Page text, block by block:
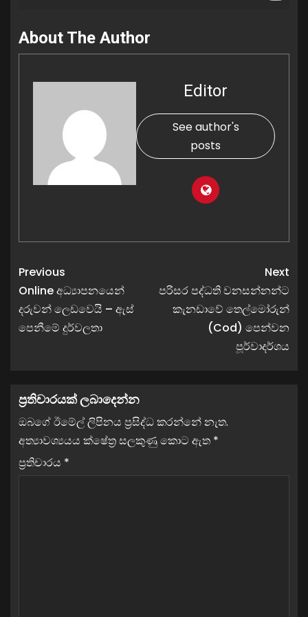
About The Author
Editor
See author's
posts
Previous
Online අධ්‍යාපනයෙන්
දරුවන් ලෙඩවෙයි – ඇස්
පෙනීමේ දුර්වලතා
Next
පරිසර පද්ධති වනසන්නන්ට
කැනඩාවේ තෙල්මෝරුන්
(Cod) පෙන්වන
පූර්වාදර්ශය​
ප්‍රතිචාරයක් ලබාදෙන්න
ඔබගේ ඊමේල් ලිපිනය ප්‍රසිද්ධ කරන්නේ නැත.
අත්‍යාවශ්‍යයය ක්ෂේත්‍ර සලකුණු කොට ඇත *
ප්‍රතිචාරය *